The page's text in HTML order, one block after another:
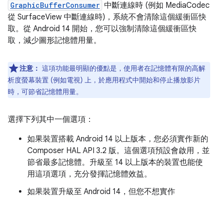
GraphicBufferConsumer 中斷連線時 (例如 MediaCodec
從 SurfaceView 中斷連線時)，系統不會清除這個緩衝區快
取。從 Android 14 開始，您可以強制清除這個緩衝區快
取，減少圖形記憶體用量。
注意： 這項功能最明顯的優點是，使用者在記憶體有限的高解
析度螢幕裝置 (例如電視) 上，於應用程式中開始和停止播放影片
時，可節省記憶體用量。
選擇下列其中一個選項：
如果裝置搭載 Android 14 以上版本，您必須實作新的
Composer HAL API 3.2 版。這個選項預設會啟用，並
節省最多記憶體。升級至 14 以上版本的裝置也能使
用這項選項，充分發揮記憶體效益。
如果裝置升級至 Android 14，但您不想實作